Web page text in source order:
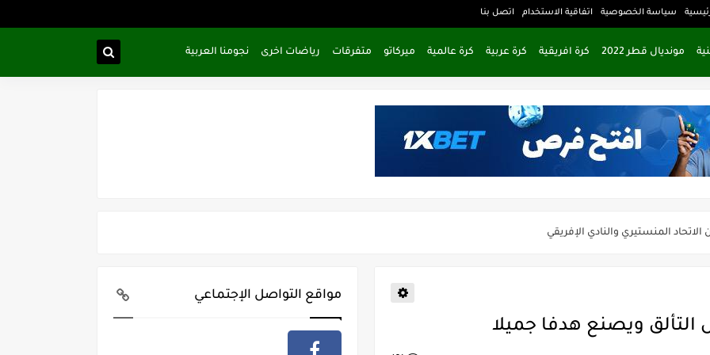
سياسة الخصوصية اتفاقية الاستخدام اتصل بنا
مونديال قطر 2022 كرة افريقية كرة عربية كرة عالمية ميركاتو متفرقات رياضات اخرى نجومنا العربية
الاتحاد المنستيري والنادي الإفريقي
يكشف عن اهدافه المستقبلية
المنتخب التونسي خلال شهر جوان
التألق ويصنع هدفا جميلا
مواقع التواصل الإجتماعي